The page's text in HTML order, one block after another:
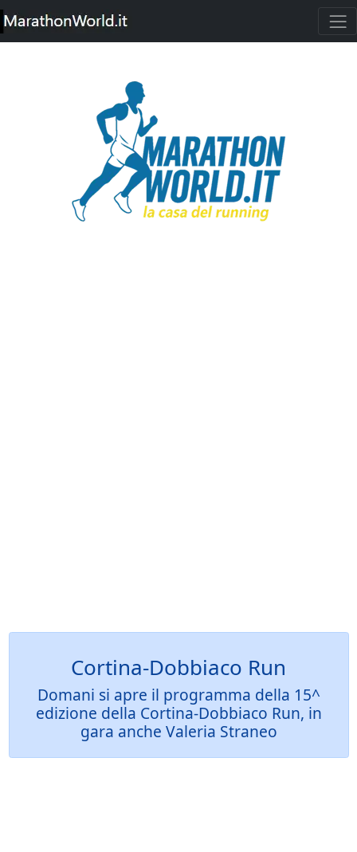
Cortina-Dobbiaco Run
Domani si apre il programma della 15^
edizione della Cortina-Dobbiaco Run, in
gara anche Valeria Straneo